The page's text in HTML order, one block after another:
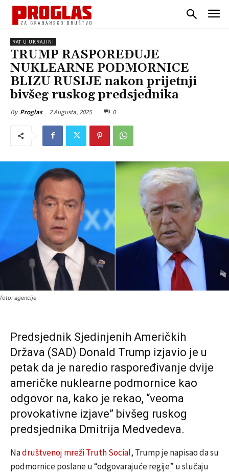
RAT U UKRAJINI
TRUMP RASPOREĐUJE
NUKLEARNE PODMORNICE
BLIZU RUSIJE nakon prijetnji
bivšeg ruskog predsjednika
By Proglas 2 Augusta, 2025 0
foto: agencije
Predsjednik Sjedinjenih Američkih
Država (SAD) Donald Trump izjavio je u
petak da je naredio raspoređivanje dvije
američke nuklearne podmornice kao
odgovor na, kako je rekao, “veoma
provokativne izjave” bivšeg ruskog
predsjednika Dmitrija Medvedeva.
Nadruštvenoj mreži Truth Social, Trump je napisao da su
podmornice poslane u “odgovarajuće regije” u slučaju